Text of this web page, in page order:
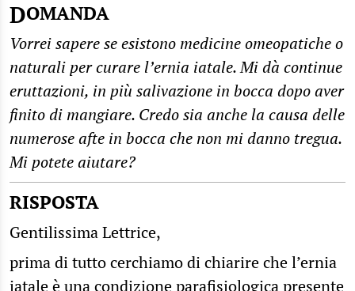
DOMANDA
Vorrei sapere se esistono medicine omeopatiche o
naturali per curare l’ernia iatale. Mi dà continue
eruttazioni, in più salivazione in bocca dopo aver
finito di mangiare. Credo sia anche la causa delle
numerose afte in bocca che non mi danno tregua.
Mi potete aiutare?
RISPOSTA
Gentilissima Lettrice,
prima di tutto cerchiamo di chiarire che l’ernia
iatale è una condizione parafisiologica presente